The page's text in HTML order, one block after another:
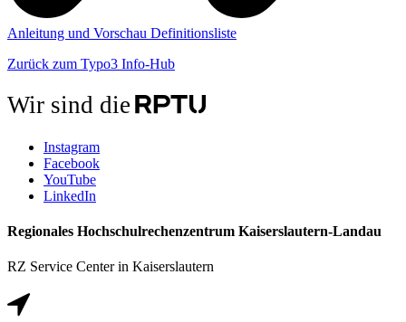
Anleitung und Vorschau Definitionsliste
Zurück zum Typo3 Info-Hub
Wir sind die
Instagram
Facebook
YouTube
LinkedIn
Regionales Hochschulrechenzentrum Kaiserslautern-Landau
RZ Service Center in Kaiserslautern